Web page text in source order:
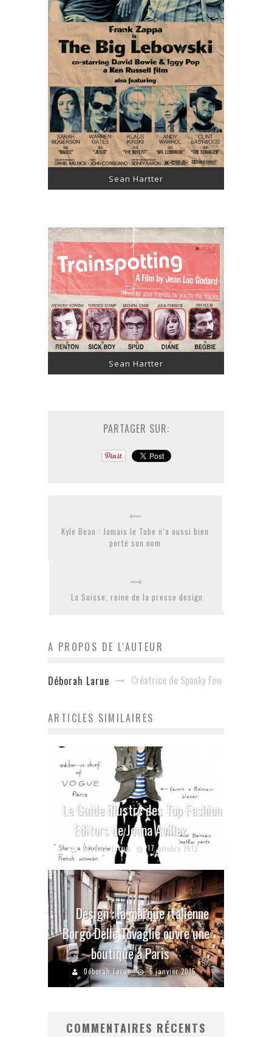
Sean Hartter
Sean Hartter
PARTAGER SUR:
Kyle Bean : Jamais le Tube n’a aussi bien
porté son nom
La Suisse, reine de la presse design
A PROPOS DE L'AUTEUR
Déborah Larue Créatrice de Spanky Few
ARTICLES SIMILAIRES
Le Guide illustré des Top Fashion
Editors de Joana Avillez
Déborah Larue 17 octobre 2012
Design : la marque italienne
Borgo Delle Tovaglie ouvre une
boutique à Paris
Déborah Larue 5 janvier 2015
COMMENTAIRES RÉCENTS